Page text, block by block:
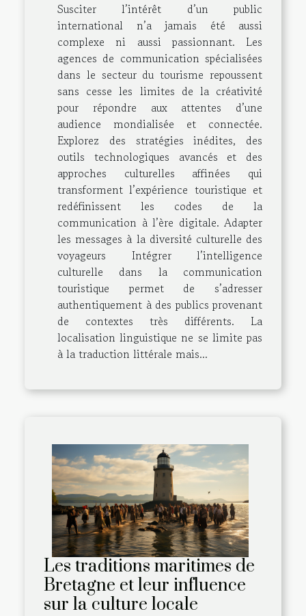
Susciter l’intérêt d’un public
international n’a jamais été aussi
complexe ni aussi passionnant. Les
agences de communication spécialisées
dans le secteur du tourisme repoussent
sans cesse les limites de la créativité
pour répondre aux attentes d’une
audience mondialisée et connectée.
Explorez des stratégies inédites, des
outils technologiques avancés et des
approches culturelles affinées qui
transforment l’expérience touristique et
redéfinissent les codes de la
communication à l’ère digitale. Adapter
les messages à la diversité culturelle des
voyageurs Intégrer l’intelligence
culturelle dans la communication
touristique permet de s’adresser
authentiquement à des publics provenant
de contextes très différents. La
localisation linguistique ne se limite pas
à la traduction littérale mais...
Les traditions maritimes de
Bretagne et leur influence
sur la culture locale